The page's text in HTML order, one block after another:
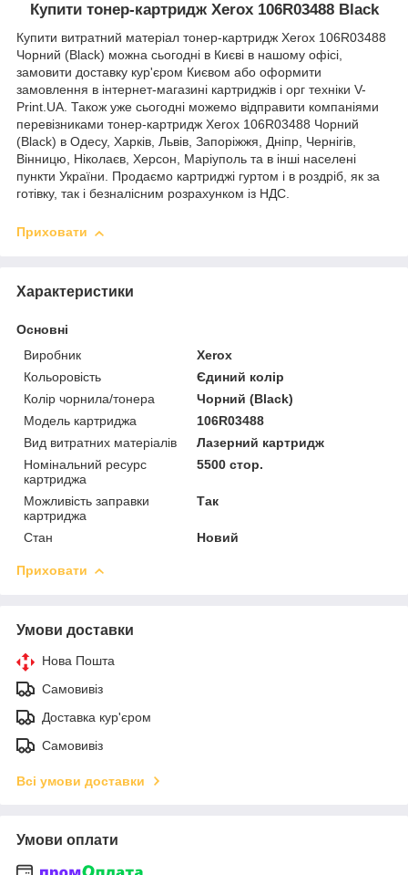
Купити тонер-картридж Xerox 106R03488 Black
Купити витратний матеріал тонер-картридж Xerox 106R03488
Чорний (Black) можна сьогодні в Києві в нашому офісі,
замовити доставку кур'єром Києвом або оформити
замовлення в інтернет-магазині картриджів і орг техніки V-
Print.UA. Також уже сьогодні можемо відправити компаніями
перевізниками тонер-картридж Xerox 106R03488 Чорний
(Black) в Одесу, Харків, Львів, Запоріжжя, Дніпр, Чернігів,
Вінницю, Ніколаєв, Херсон, Маріуполь та в інші населені
пункти України. Продаємо картриджі гуртом і в роздріб, як за
готівку, так і безналісним розрахунком із НДС.
Приховати
Характеристики
Основні
Виробник
Xerox
Кольоровість
Єдиний колір
Колір чорнила/тонера
Чорний (Black)
Модель картриджа
106R03488
Вид витратних матеріалів
Лазерний картридж
Номінальний ресурс
картриджа
5500 стор.
Можливість заправки
картриджа
Так
Стан Новий
Приховати
Умови доставки
Нова Пошта
Самовивіз
Доставка кур'єром
Самовивіз
Всі умови доставки
Умови оплати